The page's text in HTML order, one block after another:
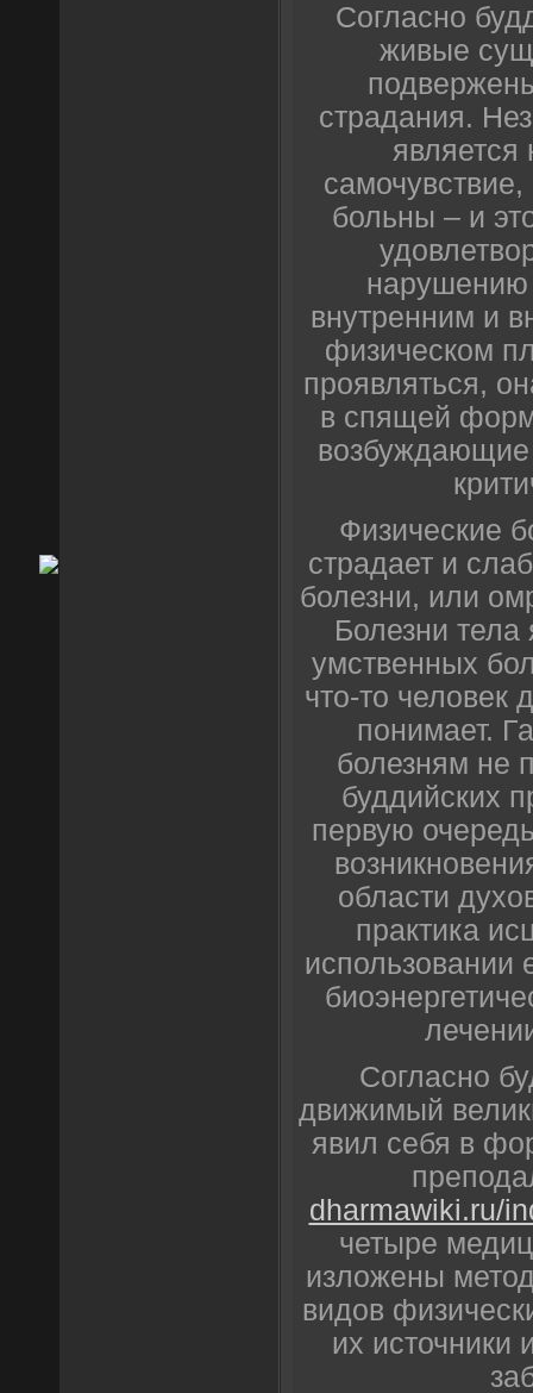
Согласно
живые
страдания.
больны – и
нарушению
внутренним и
физическом
проявляться,
в спящей
Физические
страдает и
болезни, или
Болезни
умственных
что-то человек
понимает.
болезням не
буддийских
первую
области
практика
использовании
Согласно
движимый
явил себя в
dharmawiki.ru/
четыре
изложены
видов
их источники